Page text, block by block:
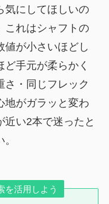
気にしてほしいの
これはシャフトの
値が小さいほどし
手元が柔らかく
さ・同じフレック
地がガラッと変わ
近い2本で迷ったと
を活用しよう